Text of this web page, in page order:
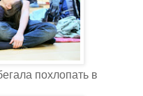
похлопать в